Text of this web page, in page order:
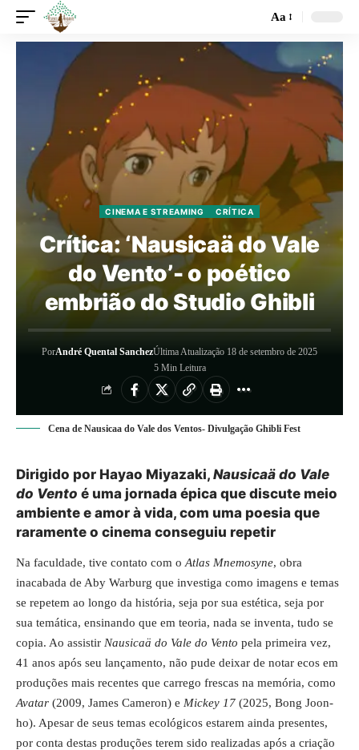
Aa
CINEMA E STREAMING CRÍTICA
Crítica: ‘Nausicaä do Vale
do Vento’- o poético
embrião do Studio Ghibli
PorAndré Quental SanchezÚltima Atualização 18 de setembro de 2025
5 Min Leitura
Cena de Nausicaa do Vale dos Ventos- Divulgação Ghibli Fest
Dirigido por Hayao Miyazaki, Nausicaä do Vale
do Vento é uma jornada épica que discute meio
ambiente e amor à vida, com uma poesia que
raramente o cinema conseguiu repetir
Na faculdade, tive contato com o Atlas Mnemosyne, obra
inacabada de Aby Warburg que investiga como imagens e temas
se repetem ao longo da história, seja por sua estética, seja por
sua temática, ensinando que em teoria, nada se inventa, tudo se
copia. Ao assistir Nausicaä do Vale do Vento pela primeira vez,
41 anos após seu lançamento, não pude deixar de notar ecos em
produções mais recentes que carrego frescas na memória, como
Avatar (2009, James Cameron) e Mickey 17 (2025, Bong Joon-
ho). Apesar de seus temas ecológicos estarem ainda presentes,
por conta destas produções terem sido realizadas após a criação